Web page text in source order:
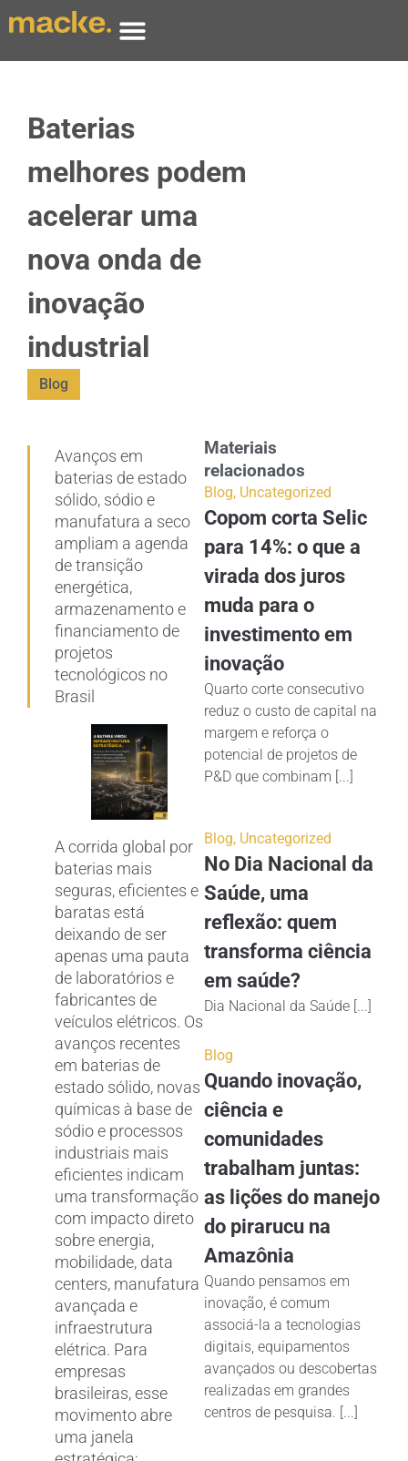
Baterias
melhores podem
acelerar uma
nova onda de
inovação
industrial
Blog
Avanços em
baterias de estado
sólido, sódio e
manufatura a seco
ampliam a agenda
de transição
energética,
armazenamento e
financiamento de
projetos
tecnológicos no
Brasil
A corrida global por
baterias mais
seguras, eficientes e
baratas está
deixando de ser
apenas uma pauta
de laboratórios e
fabricantes de
veículos elétricos. Os
avanços recentes
em baterias de
estado sólido, novas
químicas à base de
sódio e processos
industriais mais
eficientes indicam
uma transformação
com impacto direto
sobre energia,
mobilidade, data
centers, manufatura
avançada e
infraestrutura
elétrica. Para
empresas
brasileiras, esse
movimento abre
uma janela
Materiais
relacionados
Blog, Uncategorized
Copom corta Selic
para 14%: o que a
virada dos juros
muda para o
investimento em
inovação
Quarto corte consecutivo
reduz o custo de capital na
margem e reforça o
potencial de projetos de
P&D que combinam [...]
Blog, Uncategorized
No Dia Nacional da
Saúde, uma
reflexão: quem
transforma ciência
em saúde?
Dia Nacional da Saúde [...]
Blog
Quando inovação,
ciência e
comunidades
trabalham juntas:
as lições do manejo
do pirarucu na
Amazônia
Quando pensamos em
inovação, é comum
associá-la a tecnologias
digitais, equipamentos
avançados ou descobertas
realizadas em grandes
centros de pesquisa. [...]